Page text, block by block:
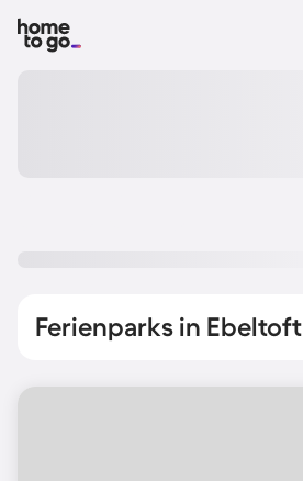
Ferienparks in Ebeltoft